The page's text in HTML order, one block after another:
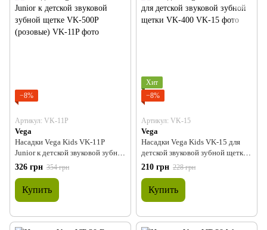
−8%
Артикул: VK-11P
Vega
Насадки Vega Kids VK-11P
Junior к детской звуковой зубной
щетке VK-500P (розовые)
326 грн 354 грн
Купить
Хит
−8%
Артикул: VK-15
Vega
Насадки Vega Kids VK-15 для
детской звуковой зубной щетки
VK-400
210 грн 228 грн
Купить